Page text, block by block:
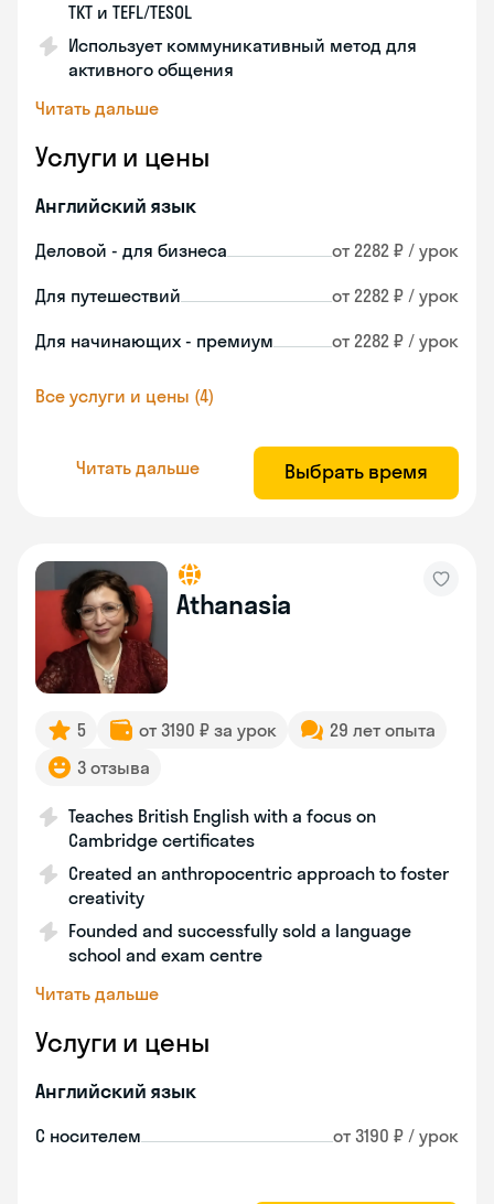
TKT и TEFL/TESOL
Использует коммуникативный метод для
активного общения
Читать дальше
Услуги и цены
Английский язык
Деловой - для бизнеса от 2282 ₽ / урок
Для путешествий от 2282 ₽ / урок
Для начинающих - премиум от 2282 ₽ / урок
Все услуги и цены (4)
Читать дальше Выбрать время
Athanasia
5 от 3190 ₽ за урок
29 лет опыта
3 отзыва
Teaches British English with a focus on
Cambridge certificates
Created an anthropocentric approach to foster
creativity
Founded and successfully sold a language
school and exam centre
Читать дальше
Услуги и цены
Английский язык
С носителем от 3190 ₽ / урок